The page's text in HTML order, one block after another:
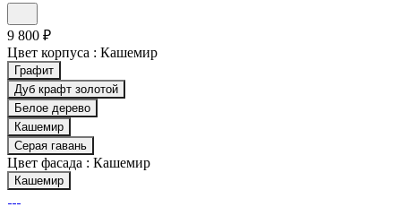
9 800 ₽
Цвет корпуса : Кашемир
Графит
Дуб крафт золотой
Белое дерево
Кашемир
Серая гавань
Цвет фасада : Кашемир
Кашемир